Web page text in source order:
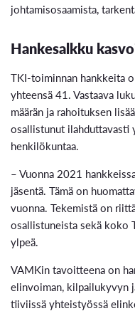
johtamisosaamista,
Hankesalkku
TKI-toiminnan hankkeita
yhteensä 41. Vastaava
määrän ja rahoituksen
osallistunut ilahduttavasti
henkilökuntaa.
– Vuonna 2021
jäsentä. Tämä on
vuonna. Tekemistä on
osallistuneista sekä koko
ylpeä.
VAMKin tavoitteena on
elinvoiman, kilpailukyvyn
tiiviissä yhteistyössä